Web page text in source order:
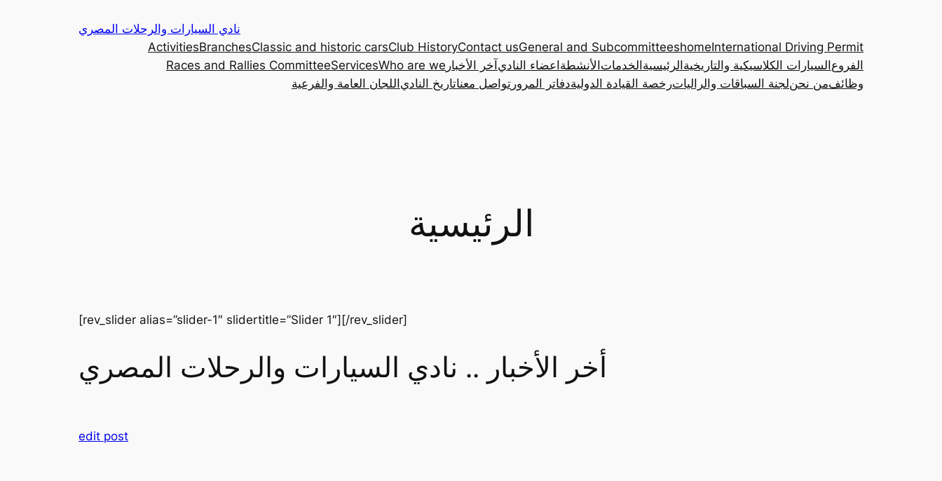
نادي السيارات والرحلات المصري
ActivitiesBranchesClassic and historic carsClub HistoryContact usGeneral and SubcommitteeshomeInternational Driving Permit
Races and Rallies CommitteeServicesWho are we آخر الأخبار اعضاء النادي الأنشطة الخدمات الرئيسية السيارات الكلاسيكية والتاريخية الفروع
اللجان العامة والفرعية تاريخ الناديتواصل معنا دفاتر المروررخصة القيادة الدوليةلجنة السباقات والرالياتمن نحنوظائف
الرئيسية
[rev_slider alias=”slider-1″ slidertitle=”Slider 1″][/rev_slider]
أخر الأخبار .. نادي السيارات والرحلات المصري
edit post